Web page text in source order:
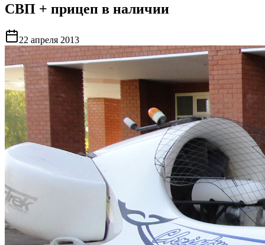
СВП + прицеп в наличии
22 апреля 2013